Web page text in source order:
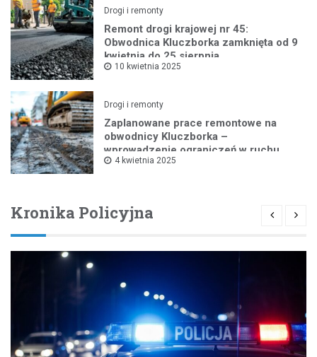
Drogi i remonty
Remont drogi krajowej nr 45:
Obwodnica Kluczborka zamknięta od 9
kwietnia do 25 sierpnia
10 kwietnia 2025
Drogi i remonty
Zaplanowane prace remontowe na
obwodnicy Kluczborka –
wprowadzenie ograniczeń w ruchu
drogowym
4 kwietnia 2025
Kronika Policyjna